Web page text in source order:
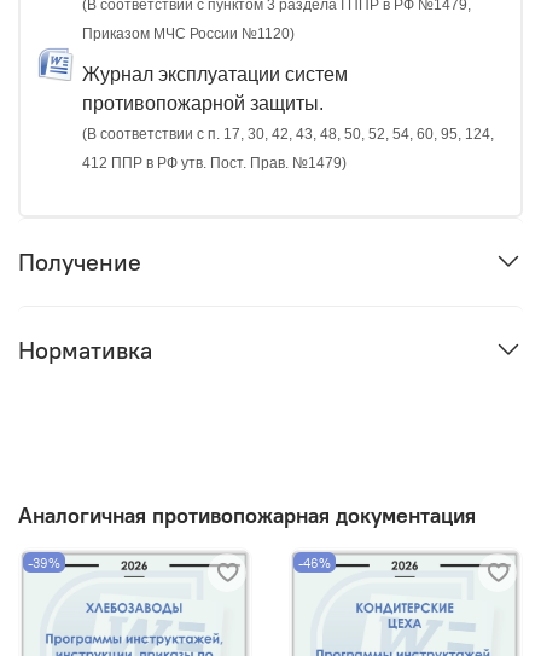
(В соответствии с пунктом 3 раздела I ППР в РФ №1479,
Приказом МЧС России №1120)
Журнал эксплуатации систем
противопожарной защиты.
(В соответствии с п. 17, 30, 42, 43, 48, 50, 52, 54, 60, 95, 124,
412 ППР в РФ утв. Пост. Прав. №1479)
Получение
Нормативка
Аналогичная противопожарная документация
-39% -46%